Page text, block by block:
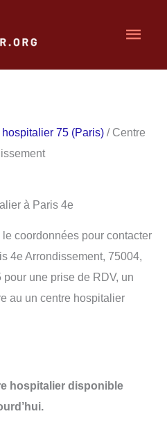
75 (Paris) / Centre
à Paris 4e
coordonnées pour contacter
4e Arrondissement, 75004,
une prise de RDV, un
au un centre hospitalier
hospitalier disponible